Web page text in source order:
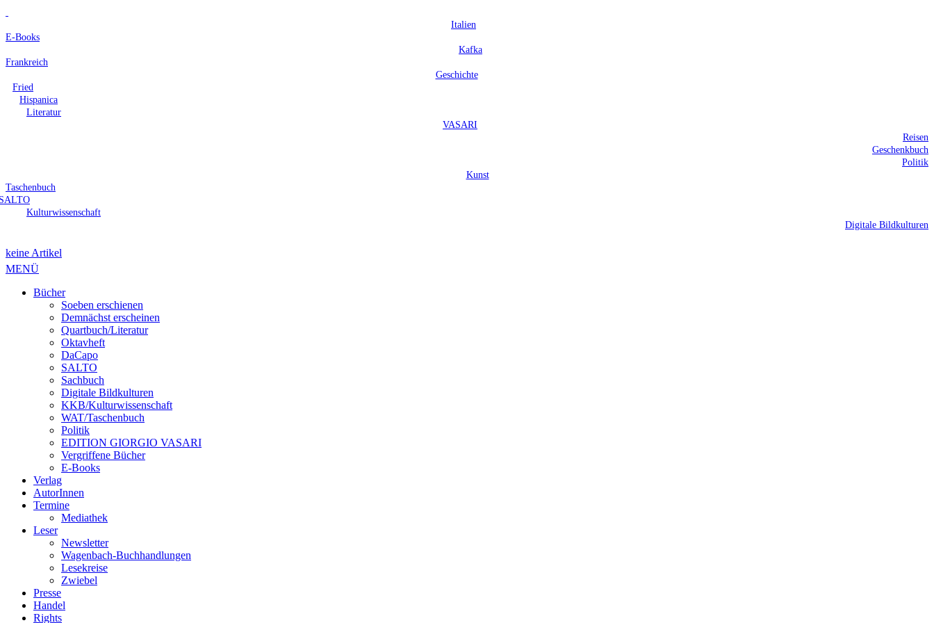
Italien
E-Books
Kafka
Frankreich
Geschichte
Fried
Hispanica
Literatur
VASARI
Reisen
Geschenkbuch
Politik
Kunst
Taschenbuch
Kulturwissenschaft
Digitale Bildkulturen
keine Artikel
MENÜ
Bücher
Soeben erschienen
Demnächst erscheinen
Quartbuch/Literatur
Oktavheft
DaCapo
SALTO
Sachbuch
Digitale Bildkulturen
KKB/Kulturwissenschaft
WAT/Taschenbuch
Politik
EDITION GIORGIO VASARI
Vergriffene Bücher
E-Books
Verlag
AutorInnen
Termine
Mediathek
Leser
Newsletter
Wagenbach-Buchhandlungen
Lesekreise
Zwiebel
Presse
Handel
Rights